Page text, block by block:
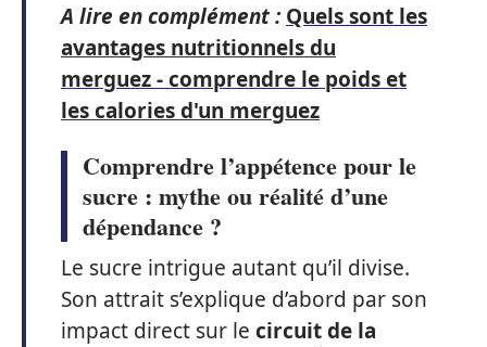
A lire en complément : Quels sont les
avantages nutritionnels du
merguez - comprendre le poids et
les calories d'un merguez
Comprendre l’appétence pour le
sucre : mythe ou réalité d’une
dépendance ?
Le sucre intrigue autant qu’il divise.
Son attrait s’explique d’abord par son
impact direct sur le circuit de la